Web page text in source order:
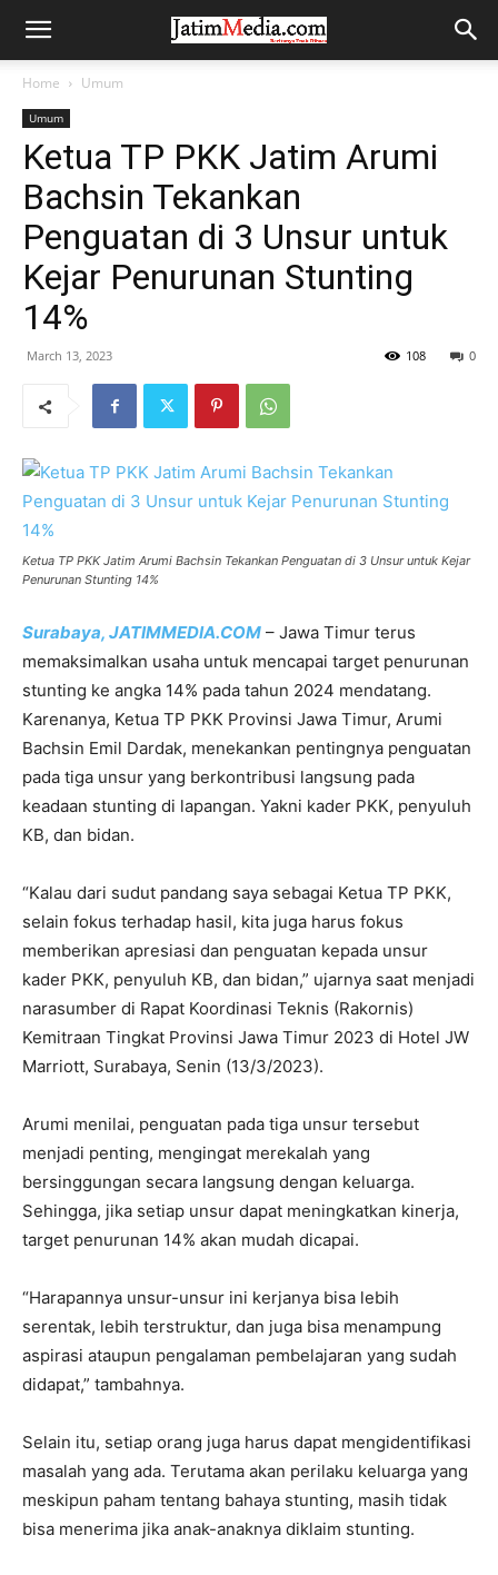
Home Umum
Umum
Ketua TP PKK Jatim Arumi
Bachsin Tekankan
Penguatan di 3 Unsur untuk
Kejar Penurunan Stunting
14%
March 13, 2023 0
108
Ketua TP PKK Jatim Arumi Bachsin Tekankan Penguatan di 3 Unsur untuk Kejar
Penurunan Stunting 14%
Surabaya, JATIMMEDIA.COM – Jawa Timur terus
memaksimalkan usaha untuk mencapai target penurunan
stunting ke angka 14% pada tahun 2024 mendatang.
Karenanya, Ketua TP PKK Provinsi Jawa Timur, Arumi
Bachsin Emil Dardak, menekankan pentingnya penguatan
pada tiga unsur yang berkontribusi langsung pada
keadaan stunting di lapangan. Yakni kader PKK, penyuluh
KB, dan bidan.
“Kalau dari sudut pandang saya sebagai Ketua TP PKK,
selain fokus terhadap hasil, kita juga harus fokus
memberikan apresiasi dan penguatan kepada unsur
kader PKK, penyuluh KB, dan bidan,” ujarnya saat menjadi
narasumber di Rapat Koordinasi Teknis (Rakornis)
Kemitraan Tingkat Provinsi Jawa Timur 2023 di Hotel JW
Marriott, Surabaya, Senin (13/3/2023).
Arumi menilai, penguatan pada tiga unsur tersebut
menjadi penting, mengingat merekalah yang
bersinggungan secara langsung dengan keluarga.
Sehingga, jika setiap unsur dapat meningkatkan kinerja,
target penurunan 14% akan mudah dicapai.
“Harapannya unsur-unsur ini kerjanya bisa lebih
serentak, lebih terstruktur, dan juga bisa menampung
aspirasi ataupun pengalaman pembelajaran yang sudah
didapat,” tambahnya.
Selain itu, setiap orang juga harus dapat mengidentifikasi
masalah yang ada. Terutama akan perilaku keluarga yang
meskipun paham tentang bahaya stunting, masih tidak
bisa menerima jika anak-anaknya diklaim stunting.